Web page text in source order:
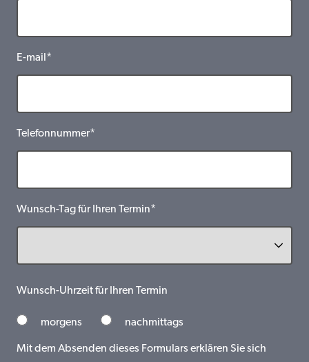
E-mail*
Telefonnummer*
Wunsch-Tag für Ihren Termin*
Wunsch-Uhrzeit für Ihren Termin
morgens nachmittags
Mit dem Absenden dieses Formulars erklären Sie sich